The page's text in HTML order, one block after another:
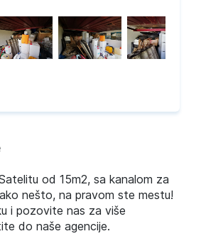
od 15m2, sa kanalom za
nešto, na pravom ste mestu!
i pozovite nas za više
do naše agencije.